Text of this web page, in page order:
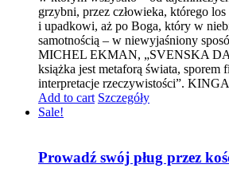
grzybni, przez człowieka, którego
i upadkowi, aż po Boga, który w
samotnością – w niewyjaśniony
MICHEL EKMAN, „SVENSKA
książka jest metaforą świata, sporem
interpretacje rzeczywistości”.
Add to cart Szczegóły
Sale!
Prowadź swój pług przez